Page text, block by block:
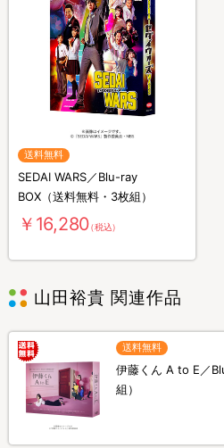
送料無料
SEDAI WARS／Blu-ray
BOX（送料無料・3枚組）
￥16,280（税込）
山田裕貴 関連作品
送料無料
伊藤くん A to E／
組）